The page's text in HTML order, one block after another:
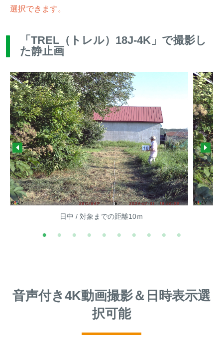
選択できます。
「TREL（トレル）18J-4K」で撮影し
た静止画
日中 / 対象までの距離10ｍ
音声付き4K動画撮影＆日時表示選
択可能